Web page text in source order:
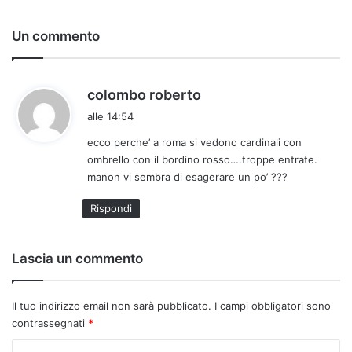
Un commento
colombo roberto
e
t
t
alle 14:54
ecco perche’ a roma si vedono cardinali con
ombrello con il bordino rosso….troppe entrate.
manon vi sembra di esagerare un po’ ???
Rispondi
Lascia un commento
Il tuo indirizzo email non sarà pubblicato. I campi obbligatori sono
contrassegnati *